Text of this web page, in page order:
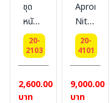
ชุด
หนัง
ท้อง
เปิด
หลัง
แบบ
เทป
20-
2103
2,600.00
บาท
Apron
Niton
เอี๊ยม
ป้องกัน
ความ
เย็น
(-275°C)
20-
4101
9,000.00
บาท